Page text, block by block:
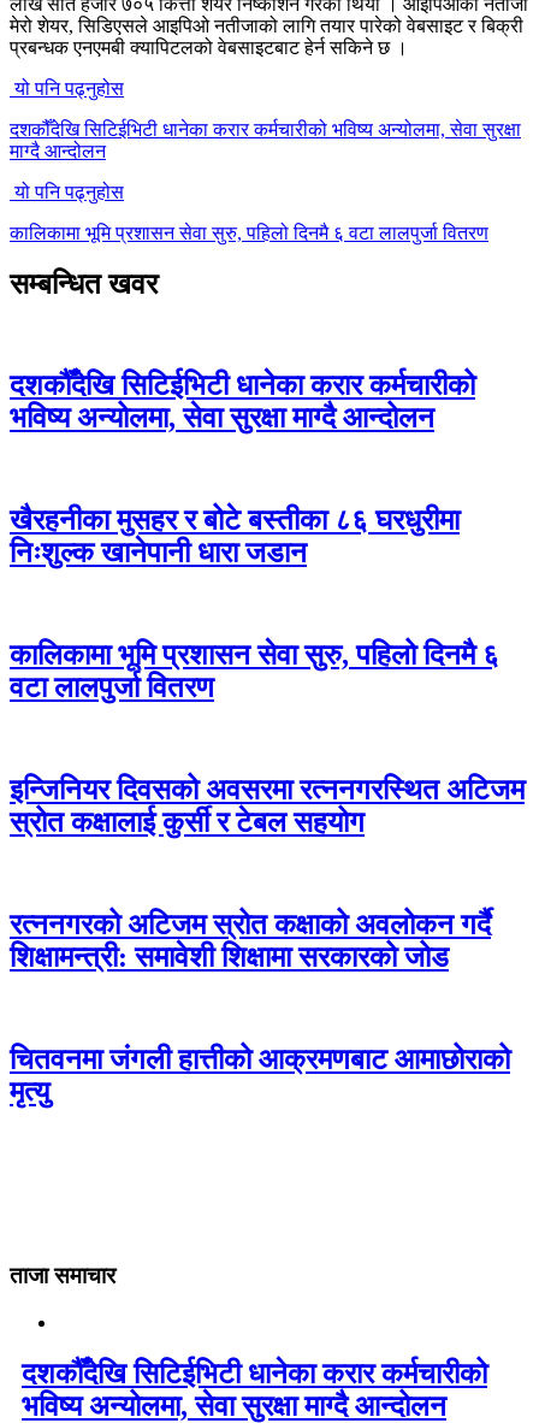
मेरो शेयर, सिडिएसले आइपिओ नतीजाको लागि तयार पारेको वेबसाइट र बिक्री
प्रबन्धक एनएमबी क्यापिटलको वेबसाइटबाट हेर्न सकिने छ ।
यो पनि पढ्नुहोस
दशकौँदेखि सिटिईभिटी धानेका करार कर्मचारीको भविष्य अन्योलमा, सेवा सुरक्षा
माग्दै आन्दोलन
यो पनि पढ्नुहोस
कालिकामा भूमि प्रशासन सेवा सुरु, पहिलो दिनमै ६ वटा लालपुर्जा वितरण
सम्बन्धित खवर
दशकौँदेखि सिटिईभिटी धानेका करार कर्मचारीको
भविष्य अन्योलमा, सेवा सुरक्षा माग्दै आन्दोलन
खैरहनीका मुसहर र बोटे बस्तीका ८६ घरधुरीमा
निःशुल्क खानेपानी धारा जडान
कालिकामा भूमि प्रशासन सेवा सुरु, पहिलो दिनमै ६
वटा लालपुर्जा वितरण
इन्जिनियर दिवसको अवसरमा रत्ननगरस्थित अटिजम
स्रोत कक्षालाई कुर्सी र टेबल सहयोग
रत्ननगरको अटिजम स्रोत कक्षाको अवलोकन गर्दै
शिक्षामन्त्री: समावेशी शिक्षामा सरकारको जोड
चितवनमा जंगली हात्तीको आक्रमणबाट आमाछोराको
मृत्यु
ताजा समाचार
दशकौँदेखि सिटिईभिटी धानेका करार कर्मचारीको
भविष्य अन्योलमा, सेवा सुरक्षा माग्दै आन्दोलन